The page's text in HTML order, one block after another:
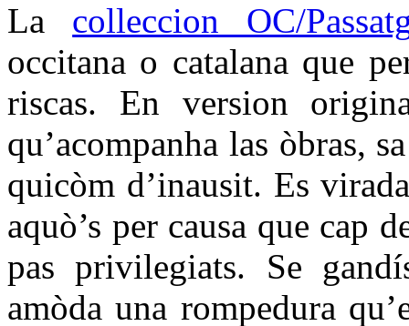
La colleccion OC/
occitana o catalana que
riscas. En version
qu’acompanha las òbras,
quicòm d’inausit. Es
aquò’s per causa que cap
pas privilegiats. Se
amòda una rompedura